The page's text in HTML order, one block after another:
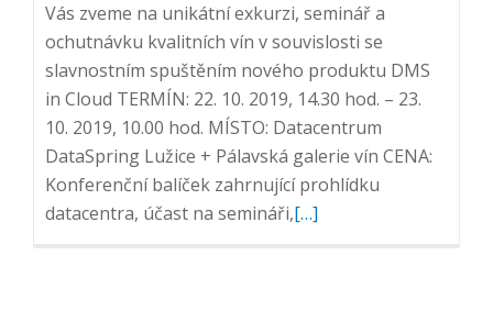
Vás zveme na unikátní exkurzi, seminář a
ochutnávku kvalitních vín v souvislosti se
slavnostním spuštěním nového produktu DMS
in Cloud TERMÍN: 22. 10. 2019, 14.30 hod. – 23.
10. 2019, 10.00 hod. MÍSTO: Datacentrum
DataSpring Lužice + Pálavská galerie vín CENA:
Konferenční balíček zahrnující prohlídku
datacentra, účast na semináři,Přečtěte
[…]